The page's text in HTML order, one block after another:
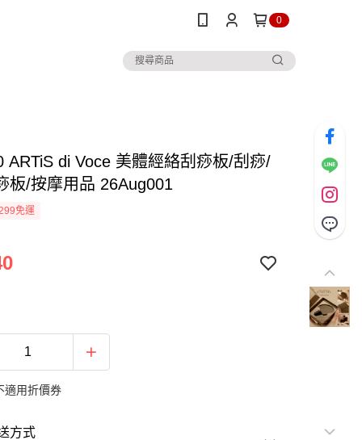
0
ARTiS di Voce 美體經絡刮痧板/刮痧/
板/按摩用品 26Aug001
免運
用折價券
方式